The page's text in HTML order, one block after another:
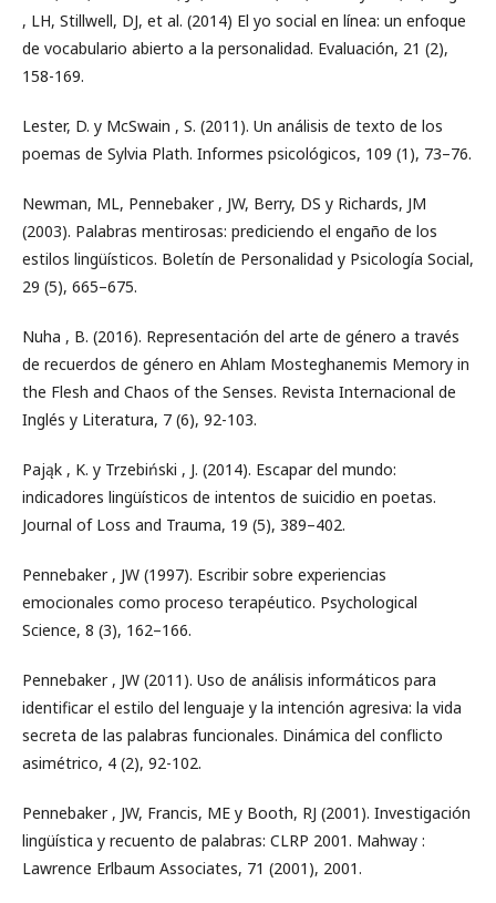
, LH, Stillwell, DJ, et al. (2014) El yo social en línea: un enfoque
de vocabulario abierto a la personalidad. Evaluación, 21 (2),
158-169.
Lester, D. y McSwain , S. (2011). Un análisis de texto de los
poemas de Sylvia Plath. Informes psicológicos, 109 (1), 73–76.
Newman, ML, Pennebaker , JW, Berry, DS y Richards, JM
(2003). Palabras mentirosas: prediciendo el engaño de los
estilos lingüísticos. Boletín de Personalidad y Psicología Social,
29 (5), 665–675.
Nuha , B. (2016). Representación del arte de género a través
de recuerdos de género en Ahlam Mosteghanemis Memory in
the Flesh and Chaos of the Senses. Revista Internacional de
Inglés y Literatura, 7 (6), 92-103.
Pająk , K. y Trzebiński , J. (2014). Escapar del mundo:
indicadores lingüísticos de intentos de suicidio en poetas.
Journal of Loss and Trauma, 19 (5), 389–402.
Pennebaker , JW (1997). Escribir sobre experiencias
emocionales como proceso terapéutico. Psychological
Science, 8 (3), 162–166.
Pennebaker , JW (2011). Uso de análisis informáticos para
identificar el estilo del lenguaje y la intención agresiva: la vida
secreta de las palabras funcionales. Dinámica del conflicto
asimétrico, 4 (2), 92-102.
Pennebaker , JW, Francis, ME y Booth, RJ (2001). Investigación
lingüística y recuento de palabras: CLRP 2001. Mahway :
Lawrence Erlbaum Associates, 71 (2001), 2001.